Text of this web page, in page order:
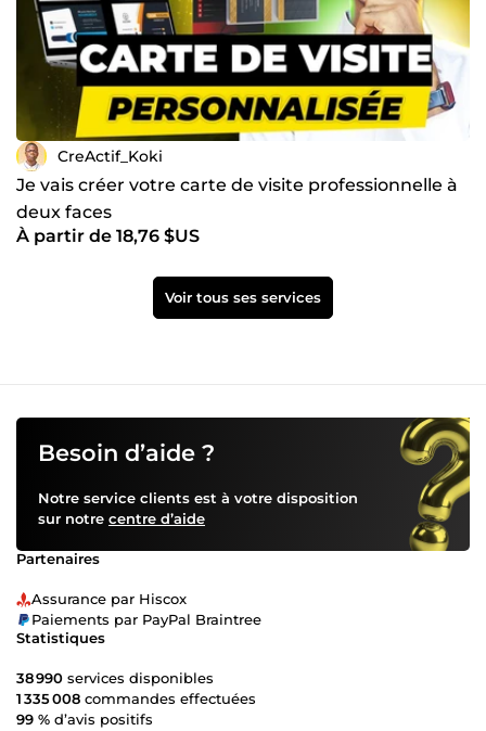
CreActif_Koki
Je vais créer votre carte de visite professionnelle à
deux faces
À partir de 18,76 $US
Voir tous ses services
Besoin d’aide ?
Notre service clients est à votre disposition
sur notre centre d’aide
Partenaires
Assurance par Hiscox
Paiements par PayPal Braintree
Statistiques
38 990 services disponibles
1 335 008 commandes effectuées
99 % d’avis positifs